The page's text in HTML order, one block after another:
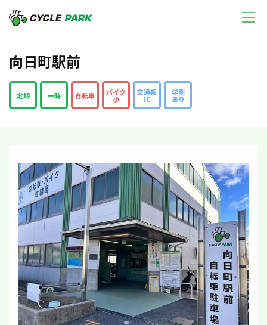
向日町駅前
定期 一時 自転車 バイク
小
交通系
IC
学割
あり